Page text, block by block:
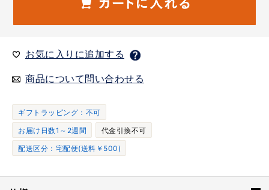
お気に入りに追加する
商品について問い合わせる
ギフトラッピング：不可
お届け日数1～2週間
代金引換不可
配送区分：宅配便(送料￥500)